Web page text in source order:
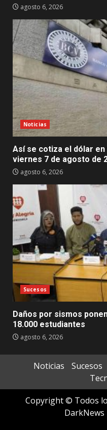
agosto 6, 2026
Noticias
Así se cotiza el dólar
viernes 7 de agosto de
agosto 6, 2026
Sucesos
Daños por sismos
18.000 estudiantes
agosto 6, 2026
Noticias Sucesos
Copyright © Todos
DarkNews